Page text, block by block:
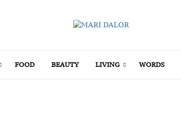
FOOD BEAUTY LIVING WORDS